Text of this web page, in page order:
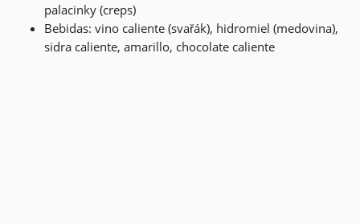
palacinky (creps)
Bebidas: vino caliente (svařák), hidromiel (medovina),
sidra caliente, amarillo, chocolate caliente